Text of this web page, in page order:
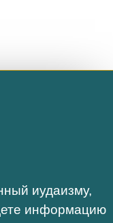
иудаизму,
информацию